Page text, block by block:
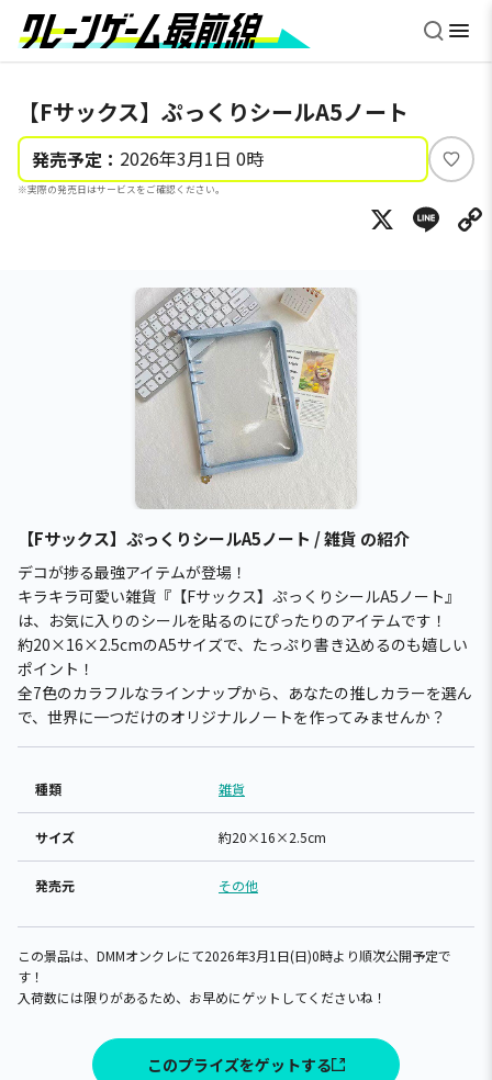
【Fサックス】ぷっくりシールA5ノート
発売予定： 2026年3月1日 0時
※実際の発売日はサービスをご確認ください。
い
ね
X
【Fサックス】ぷっくりシールA5ノート / 雑貨 の紹介
デコが捗る最強アイテムが登場！
キラキラ可愛い雑貨『【Fサックス】ぷっくりシールA5ノート』
は、お気に入りのシールを貼るのにぴったりのアイテムです！
約20×16×2.5cmのA5サイズで、たっぷり書き込めるのも嬉しい
ポイント！
全7色のカラフルなラインナップから、あなたの推しカラーを選ん
で、世界に一つだけのオリジナルノートを作ってみませんか？
種類 雑貨
サイズ 約20×16×2.5cm
発売元 その他
この景品は、DMMオンクレにて2026年3月1日(日)0時より順次公開予定で
す！
入荷数には限りがあるため、お早めにゲットしてくださいね！
このプライズをゲットする